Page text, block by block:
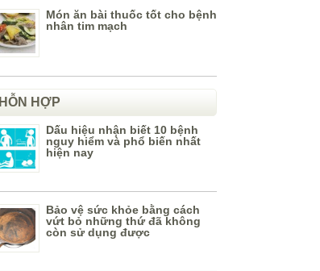
Món ăn bài thuốc tốt cho bệnh
nhân tim mạch
HỖN HỢP
Dấu hiệu nhận biết 10 bệnh
nguy hiểm và phổ biến nhất
hiện nay
Bảo vệ sức khỏe bằng cách
vứt bỏ những thứ đã không
còn sử dụng được